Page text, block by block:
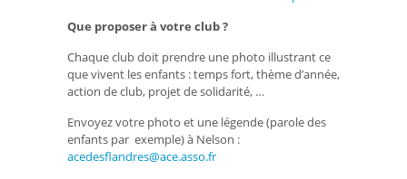
Que proposer à votre club ?
Chaque club doit prendre une photo illustrant ce
que vivent les enfants : temps fort, thème d’année,
action de club, projet de solidarité, …
Envoyez votre photo et une légende (parole des
enfants par exemple) à Nelson :
acedesflandres@ace.asso.fr